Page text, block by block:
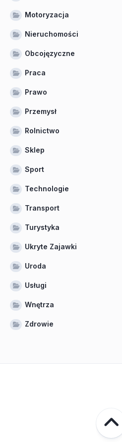
Motoryzacja
Nieruchomości
Obcojęzyczne
Praca
Prawo
Przemysł
Rolnictwo
Sklep
Sport
Technologie
Transport
Turystyka
Ukryte Zajawki
Uroda
Usługi
Wnętrza
Zdrowie